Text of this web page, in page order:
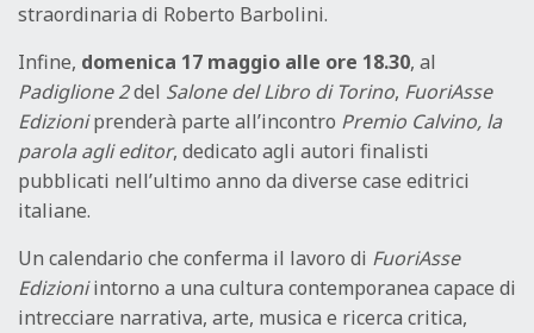
straordinaria di Roberto Barbolini.
Infine, domenica 17 maggio alle ore 18.30, al
Padiglione 2del Salone del Libro di Torino, FuoriAsse
Edizioniprenderà parte all’incontro Premio Calvino, la
parola agli editor, dedicato agli autori finalisti
pubblicati nell’ultimo anno da diverse case editrici
italiane.
Un calendario che conferma il lavoro di FuoriAsse
Edizioniintorno a una cultura contemporanea capace di
intrecciare narrativa, arte, musica e ricerca critica,